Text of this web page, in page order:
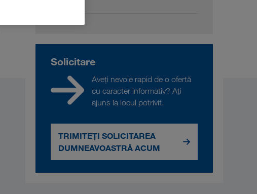
Solicitare
Aveți nevoie rapid de o ofertă
cu caracter informativ? Ați
ajuns la locul potrivit.
TRIMITEȚI SOLICITAREA
DUMNEAVOASTRĂ ACUM